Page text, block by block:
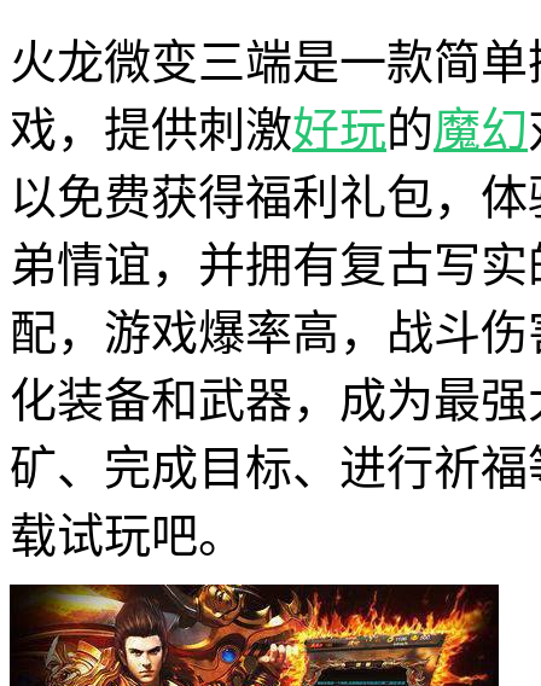
火龙微变三端是一款简
戏，提供刺激好玩的魔幻
以免费获得福利礼包，
弟情谊，并拥有复古写
配，游戏爆率高，战斗
化装备和武器，成为最
矿、完成目标、进行祈
载试玩吧。